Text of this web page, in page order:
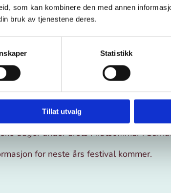
som kan kombinere den med annen
bruk av tjenestene deres.
Statistikk
Tillat utvalgi Surnadal
dager under årets Midtsommar i
for neste års festival kommer.